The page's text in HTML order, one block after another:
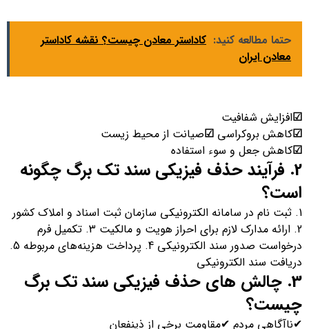
حتما مطالعه کنید: کاداستر معادن چیست؟ نقشه کاداستر
معادن ایران
☑افزایش شفافیت
☑کاهش بروکراسی ☑صیانت از محیط زیست
☑کاهش جعل و سوء استفاده
2. فرآیند حذف فیزیکی سند تک برگ چگونه
است؟
1. ثبت نام در سامانه الکترونیکی سازمان ثبت اسناد و املاک کشور
2. ارائه مدارک لازم برای احراز هویت و مالکیت 3. تکمیل فرم
درخواست صدور سند الکترونیکی 4. پرداخت هزینه‌های مربوطه 5.
دریافت سند الکترونیکی
3. چالش های حذف فیزیکی سند تک برگ
چیست؟
✔ناآگاهی مردم ✔مقاومت برخی از ذینفعان